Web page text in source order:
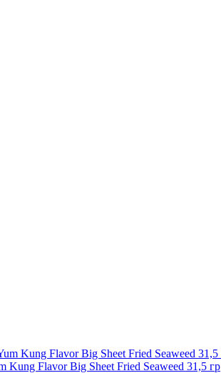
Flavor Big Sheet Fried Seaweed 31,5 гр